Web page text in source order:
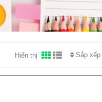
Sắp xếp
Hiển thị